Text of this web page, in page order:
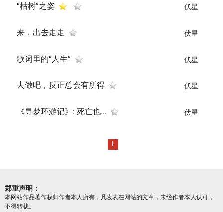
“枯树”之姿 伏星
来，出去走走 伏星
歌词里的“人生” 伏星
去做吧，反正总会有所得 伏星
《寻梦环游记》: 死亡也... 伏星
1
郑重声明：
本网站作品著作权归作者本人所有，凡发表在网站的文章，未经作者本人认可，
不得转载。